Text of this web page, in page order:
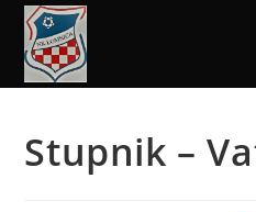
Stupnik –